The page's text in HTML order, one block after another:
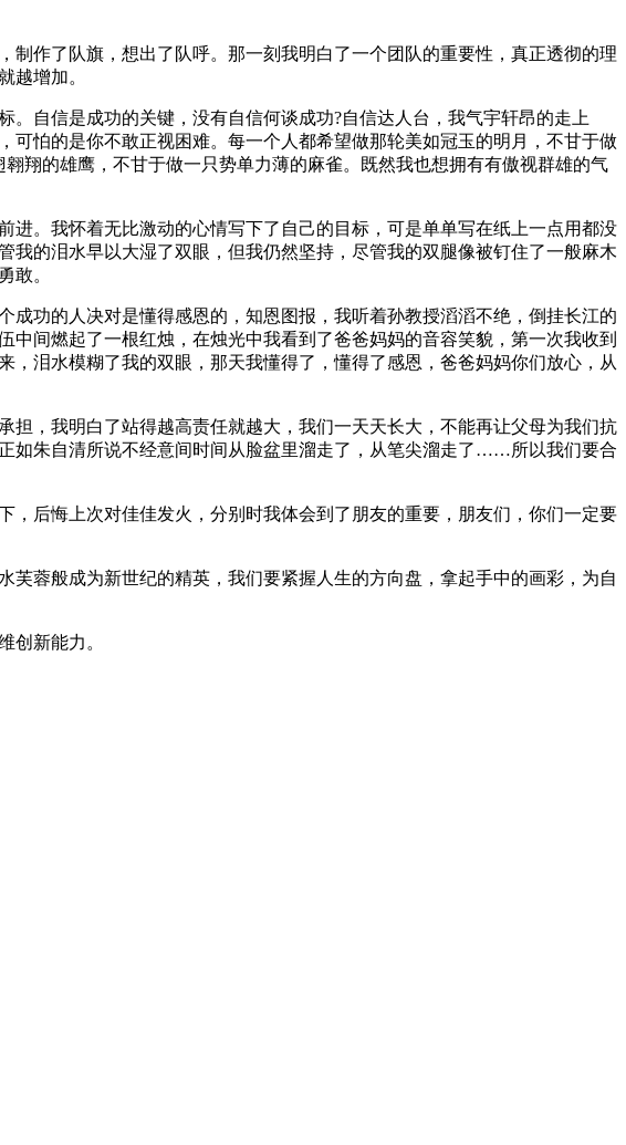
作了队旗，想出了队呼。那一刻我明白了一个团队的重要性，真正透彻的理
越增加。
自信是成功的关键，没有自信何谈成功?自信达人台，我气宇轩昂的走上
怕的是你不敢正视困难。每一个人都希望做那轮美如冠玉的明月，不甘于做
翔的雄鹰，不甘于做一只势单力薄的麻雀。既然我也想拥有有傲视群雄的气
。我怀着无比激动的心情写下了自己的目标，可是单单写在纸上一点用都没
的泪水早以大湿了双眼，但我仍然坚持，尽管我的双腿像被钉住了一般麻木
敢。
功的人决对是懂得感恩的，知恩图报，我听着孙教授滔滔不绝，倒挂长江的
间燃起了一根红烛，在烛光中我看到了爸爸妈妈的音容笑貌，第一次我收到
泪水模糊了我的双眼，那天我懂得了，懂得了感恩，爸爸妈妈你们放心，从
，我明白了站得越高责任就越大，我们一天天长大，不能再让父母为我们抗
如朱自清所说不经意间时间从脸盆里溜走了，从笔尖溜走了……所以我们要合
后悔上次对佳佳发火，分别时我体会到了朋友的重要，朋友们，你们一定要
蓉般成为新世纪的精英，我们要紧握人生的方向盘，拿起手中的画彩，为自
创新能力。